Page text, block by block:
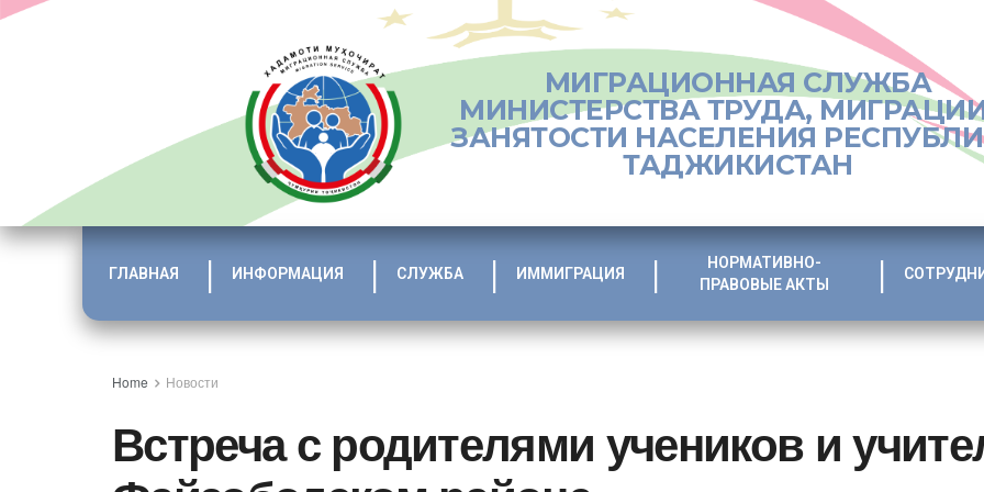
МИГРАЦИОННАЯ СЛУЖБА
МИНИСТЕРСТВА ТРУДА,
ЗАНЯТОСТИ НАСЕЛЕНИЯ
ТАДЖИКИСТАН
ГЛАВНАЯ ИНФОРМАЦИЯ СЛУЖБА ИММИГРАЦИЯ
НОРМАТИВНО-
ПРАВОВЫЕ АКТЫ
Home Новости
Встреча с родителями учеников и